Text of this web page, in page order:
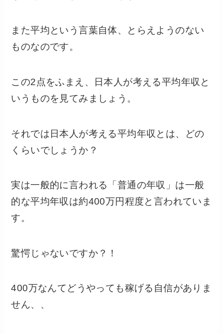
また平均という言葉自体、とらえようのない
ものなのです。
この2点をふまえ、日本人が考える平均年収と
いうものを見てみましょう。
それでは日本人が考える平均年収とは、どの
くらいでしょうか？
実は一般的に言われる「普通の年収」は一般
的な平均年収は約400万円程度と言われていま
す。
驚愕じゃないですか？！
400万なんてどうやっても稼げる自信がありま
せん、、